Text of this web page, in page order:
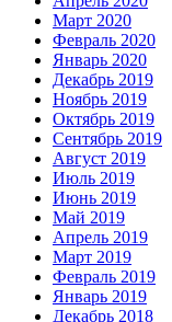
Март 2020
Февраль 2020
Январь 2020
Декабрь 2019
Ноябрь 2019
Октябрь 2019
Сентябрь 2019
Август 2019
Июль 2019
Июнь 2019
Май 2019
Апрель 2019
Март 2019
Февраль 2019
Январь 2019
Декабрь 2018